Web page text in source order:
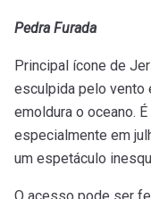
Pedra Furada
Principal ícone de
esculpida pelo vento
emoldura o oceano.
especialmente em
um espetáculo